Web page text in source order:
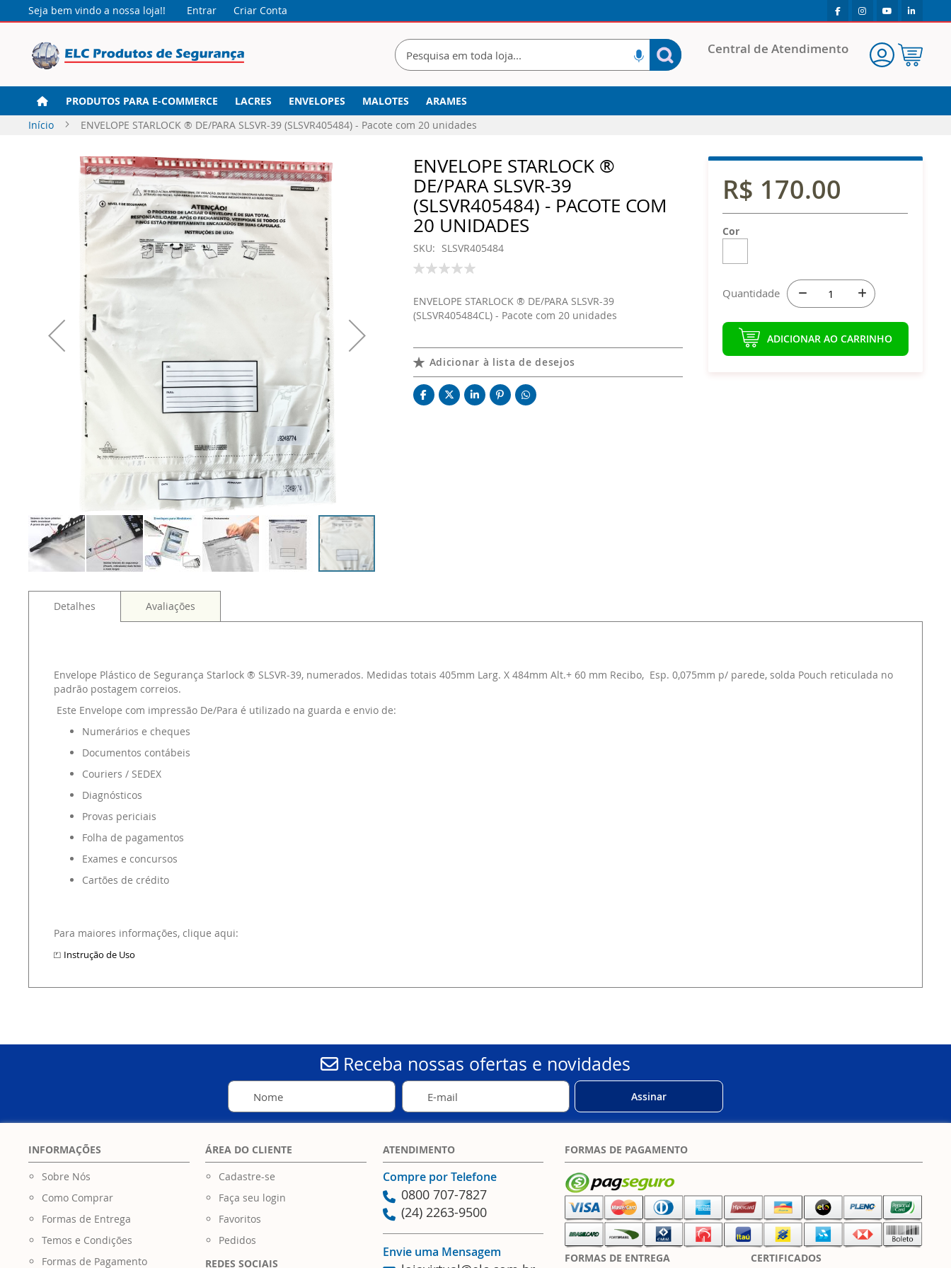
Seja bem vindo a nossa loja!! Entrar Criar Conta
Meu
Carrinho
Central de Atendimento
Pesquisa
PRODUTOS PARA E-COMMERCE LACRES ENVELOPES MALOTES
ARAMES
Início
ENVELOPE STARLOCK ® DE/PARA SLSVR-39 (SLSVR405484) - Pacote com 20 unidades
ENVELOPE STARLOCK ®
DE/PARA SLSVR-39
(SLSVR405484) - PACOTE COM
20 UNIDADES
SKU
SLSVR405484
Classificação:
ENVELOPE STARLOCK ® DE/PARA SLSVR-39
(SLSVR405484CL) - Pacote com 20 unidades
Adicionar à lista de desejos
R$ 170.00
Cor
Quantidade
ADICIONAR AO CARRINHO
Detalhes
Envelope Plástico de Segurança Starlock ® SLSVR-39, numerados. Medidas totais 405mm Larg. X 484mm Alt.+ 60 mm Recibo, Esp. 0,075mm p/ parede, solda Pouch reticulada no
padrão postagem correios.
Este Envelope com impressão De/Para é utilizado na guarda e envio de:
Numerários e cheques
Documentos contábeis
Couriers / SEDEX
Diagnósticos
Provas periciais
Folha de pagamentos
Exames e concursos
Cartões de crédito
Para maiores informações, clique aqui:
⏍ Instrução de Uso
Avaliações
Receba nossas ofertas e novidades
Assinar
INFORMAÇÕES
Sobre Nós
Como Comprar
Formas de Entrega
Temos e Condições
Formas de Pagamento
ÁREA DO CLIENTE
Cadastre-se
Faça seu login
Favoritos
Pedidos
REDES SOCIAIS
ATENDIMENTO
Compre por Telefone
0800 707-7827
(24) 2263-9500
Envie uma Mensagem
FORMAS DE PAGAMENTO
FORMAS DE ENTREGA CERTIFICADOS